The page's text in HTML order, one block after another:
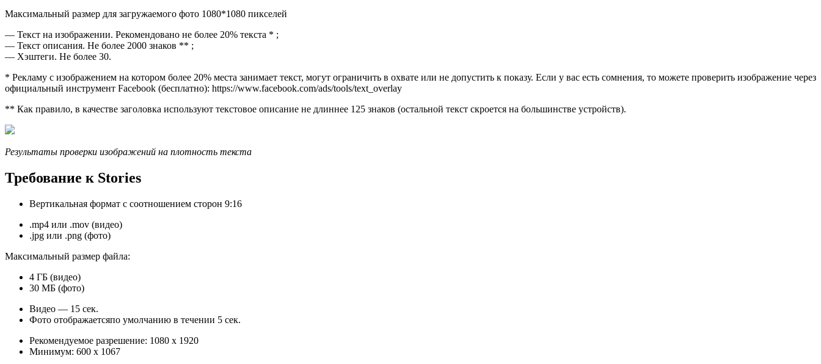
Максимальный размер для загружаемого фото 1080*1080 пикселей
— Текст на изображении. Рекомендовано не более 20% текста * ;
— Текст описания. Не более 2000 знаков ** ;
— Хэштеги. Не более 30.
* Рекламу с изображением на котором более 20% места занимает текст, могут ограничить в охвате или не допустить к показу. Если у вас есть сомнения, то можете проверить изображение через
официальный инструмент Facebook (бесплатно): https://www.facebook.com/ads/tools/text_overlay
** Как правило, в качестве заголовка используют текстовое описание не длиннее 125 знаков (остальной текст скроется на большинстве устройств).
Результаты проверки изображений на плотность текста
Требование к Stories
Вертикальная формат с соотношением сторон 9:16
.mp4 или .mov (видео)
.jpg или .png (фото)
Максимальный размер файла:
4 ГБ (видео)
30 МБ (фото)
Видео — 15 сек.
Фото отображаетсяпо умолчанию в течении 5 сек.
Рекомендуемое разрешение: 1080 x 1920
Минимум: 600 x 1067